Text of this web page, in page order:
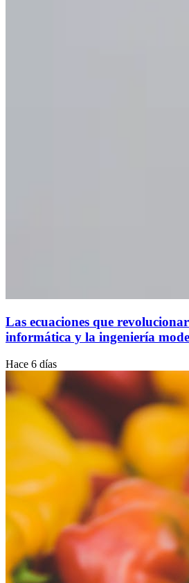
Las ecuaciones que
informática y la ingeniería
Hace 6 días